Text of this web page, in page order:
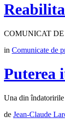
COMUNICAT DE
in Comunicate de
Puterea
Una din îndatoririle
de Jean-Claude